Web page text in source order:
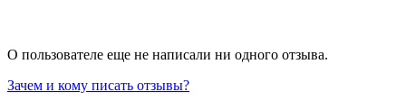
О пользователе еще не написали ни одного отзыва.
Зачем и кому писать отзывы?